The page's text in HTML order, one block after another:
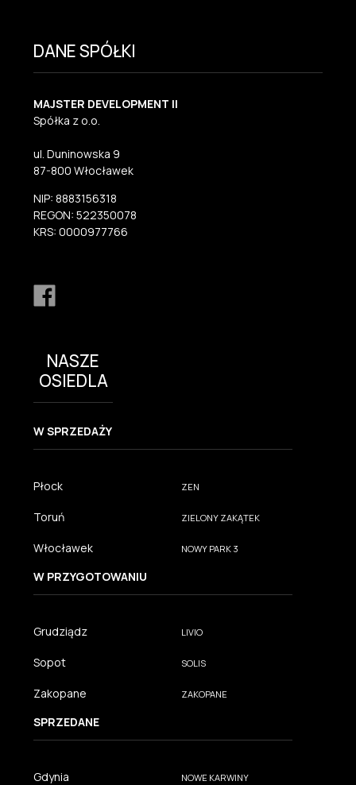
DANE SPÓŁKI
MAJSTER DEVELOPMENT II
Spółka z o.o.
ul. Duninowska 9
87-800 Włocławek
NIP: 8883156318
REGON: 522350078
KRS: 0000977766
NASZE
OSIEDLA
W SPRZEDAŻY
Płock ZEN
Toruń ZIELONY ZAKĄTEK
Włocławek NOWY PARK 3
W PRZYGOTOWANIU
Grudziądz LIVIO
Sopot SOLIS
Zakopane ZAKOPANE
SPRZEDANE
Gdynia NOWE KARWINY